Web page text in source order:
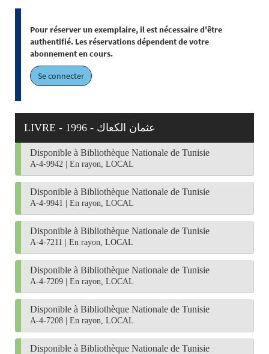
Pour réserver un exemplaire, il est nécessaire d'être
authentifié. Les réservations dépendent de votre
abonnement en cours.
Se connecter
LIVRE - 1996 - عثمان الكعاك
Disponible à Bibliothèque Nationale de Tunisie
A-4-9942 En rayon, LOCAL
Disponible à Bibliothèque Nationale de Tunisie
A-4-9941 En rayon, LOCAL
Disponible à Bibliothèque Nationale de Tunisie
A-4-7211 En rayon, LOCAL
Disponible à Bibliothèque Nationale de Tunisie
A-4-7209 En rayon, LOCAL
Disponible à Bibliothèque Nationale de Tunisie
A-4-7208 En rayon, LOCAL
Disponible à Bibliothèque Nationale de Tunisie